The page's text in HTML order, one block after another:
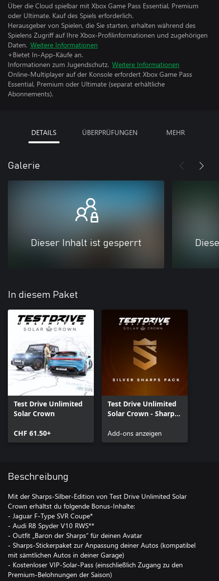
Über die Cloud spielbar mit Xbox Game Pass Essential, Premium
oder Ultimate. Kauf des Spiels erforderlich.
Herausgeber von Spielen, die Sie starten, erhalten während des
Spielens Zugriff auf Ihre Xbox-Profilinformationen und zugehörigen
Daten. Weitere Informationen
+Bietet In-App-Käufe an.
Informationen zum Jugendschutz. Weitere Informationen
Online-Multiplayer auf der Konsole erfordert Xbox Game Pass
Essential, Premium oder Ultimate (separat erhältliche
Abonnements).
DETAILS ÜBERPRÜFUNGEN MEHR
Galerie
Dieser Inhalt ist gesperrt
In diesem Paket
Test Drive Unlimited
Solar Crown
CHF 61.50+
Test Drive Unlimited
Solar Crown - Sharps
Add-ons anzeigen
Beschreibung
Mit der Sharps-Silber-Edition von Test Drive Unlimited Solar
Crown erhältst du folgende Bonus-Inhalte:
- Jaguar F-Type SVR Coupe*
- Audi R8 Spyder V10 RWS**
- Outfit „Baron der Sharps“ für deinen Avatar
- Sharps-Stickerpaket zur Anpassung deiner Autos (kompatibel
mit sämtlichen Autos in deiner Garage)
- Kostenloser VIP-Solar-Pass (einschließlich Zugang zu den
Premium-Belohnungen der Saison)